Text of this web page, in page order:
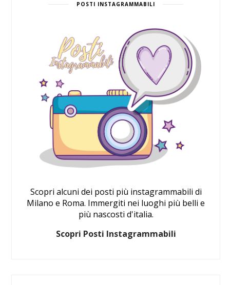
POSTI INSTAGRAMMABILI
Scopri alcuni dei posti più instagrammabili di
Milano e Roma. Immergiti nei luoghi più belli e
più nascosti d'italia.
Scopri Posti Instagrammabili